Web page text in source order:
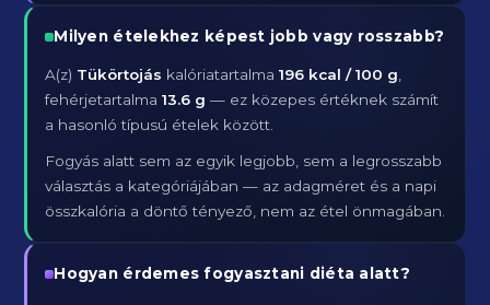
Milyen ételekhez képest jobb vagy rosszabb?
A(z) Tükörtojás kalóriatartalma196 kcal / 100 g
fehérjetartalma13.6 g — ez közepes értéknek számít
a hasonló típusú ételek között.
Fogyás alatt sem az egyik legjobb, sem a legrosszabb
választás a kategóriájában — az adagméret és a napi
összkalória a döntő tényező, nem az étel önmagában.
Hogyan érdemes fogyasztani diéta alatt?